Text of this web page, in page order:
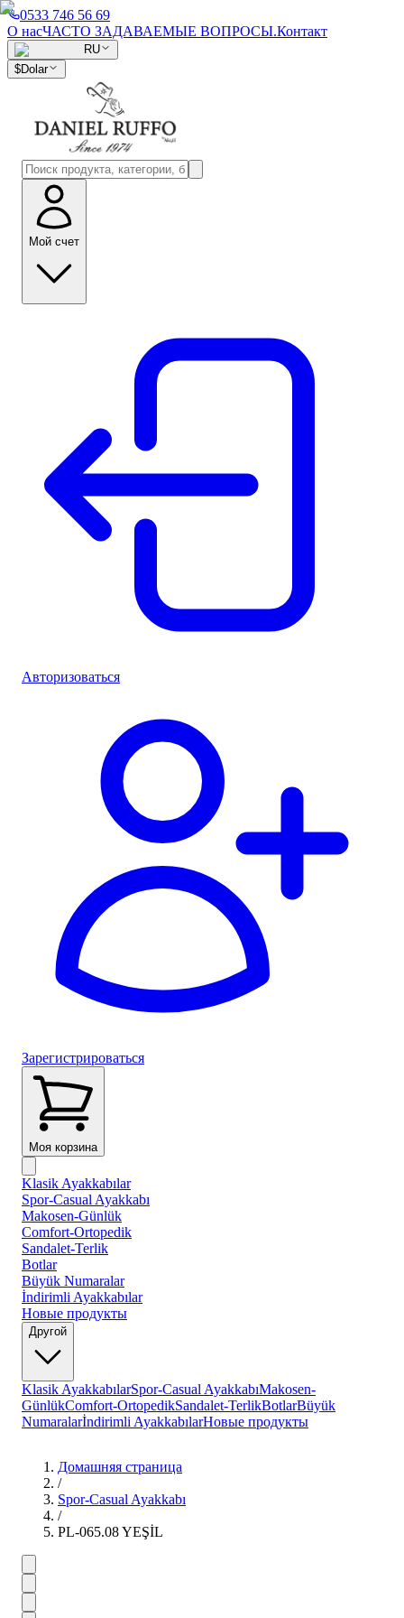
0533 746 56 69
О насЧАСТО ЗАДАВАЕМЫЕ ВОПРОСЫ.Контакт
RU
$Dolar
Мой счет
Авторизоваться
Зарегистрироваться
Моя корзина
Klasik Ayakkabılar
Spor-Casual Ayakkabı
Makosen-Günlük
Comfort-Ortopedik
Sandalet-Terlik
Botlar
Büyük Numaralar
İndirimli Ayakkabılar
Новые продукты
Другой
Klasik AyakkabılarSpor-Casual AyakkabıMakosen-
GünlükComfort-OrtopedikSandalet-TerlikBotlarBüyük
Numaralarİndirimli AyakkabılarНовые продукты
Домашняя страница
/
Spor-Casual Ayakkabı
/
PL-065.08 YEŞİL